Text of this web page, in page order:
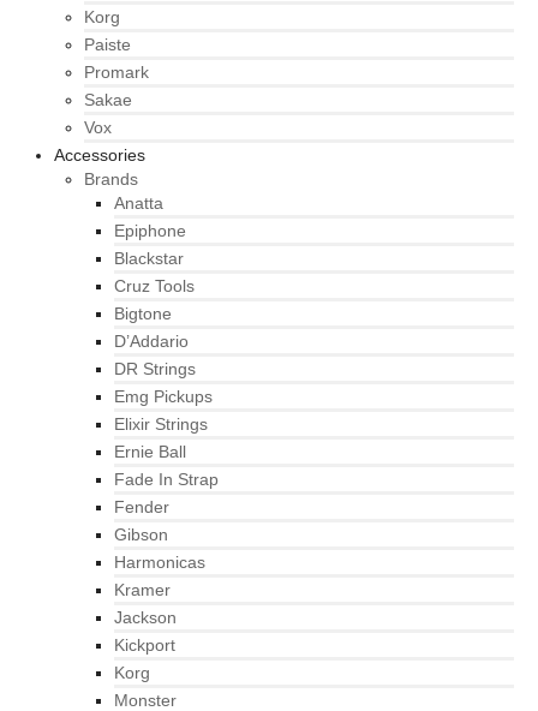
Korg
Paiste
Promark
Sakae
Vox
Accessories
Brands
Anatta
Epiphone
Blackstar
Cruz Tools
Bigtone
D’Addario
DR Strings
Emg Pickups
Elixir Strings
Ernie Ball
Fade In Strap
Fender
Gibson
Harmonicas
Kramer
Jackson
Kickport
Korg
Monster